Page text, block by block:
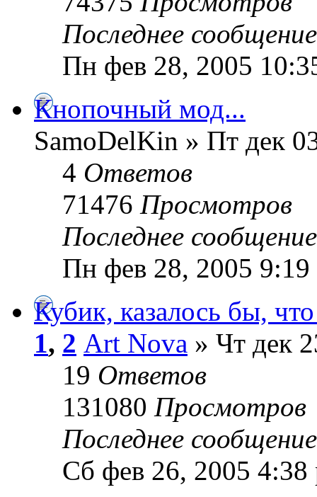
Последнее
Пн фев 28, 2005
Кнопочный мод...
SamoDelKin » Пт дек
4 Ответов
71476 Просмотров
Последнее
Пн фев 28, 2005 9:19
Кубик, казалось бы,
1, 2 Art Nova » Чт дек
19 Ответов
131080 Просмотров
Последнее
Сб фев 26, 2005 4:38